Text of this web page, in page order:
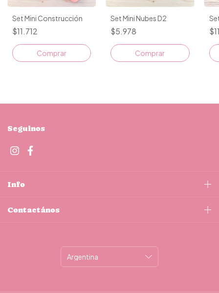
Set Mini Construcción
$11.712
Set Mini Nubes D2
$5.978
Seguinos
Info
Contactános